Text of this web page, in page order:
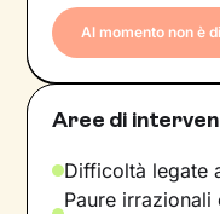
Al momento non è
Aree di
Difficoltà legate
Paure irrazionali